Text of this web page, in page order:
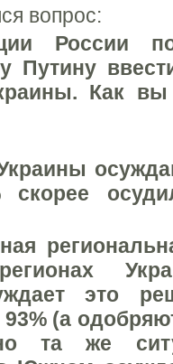
вопрос:
России
Путину
. Как вы
скорее
это
93% (а
та же